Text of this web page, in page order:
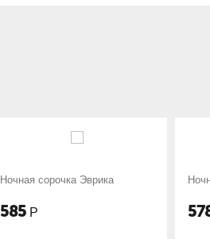
Ночная сорочка женская Амина